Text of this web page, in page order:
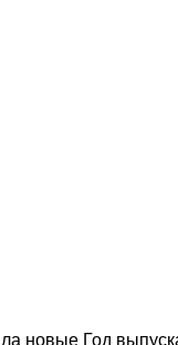
новые Год